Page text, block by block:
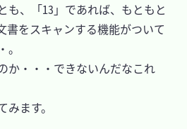
、「13」であれば、もともと
書をスキャンする機能がついて
か・・・できないんだなこれ
ます。